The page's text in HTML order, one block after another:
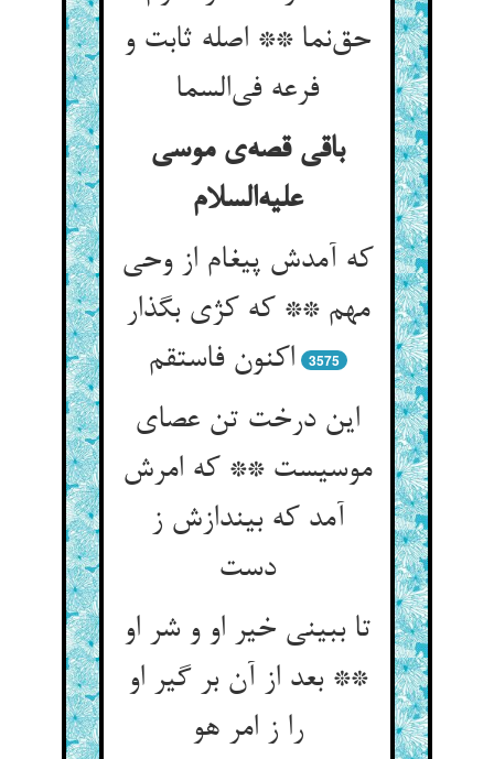
حق‌نما ** اصله ثابت و
فرعه فی‌السما
باقی قصه‌ی موسی
علیه‌السلام
که آمدش پیغام از وحی
مهم ** که کژی بگذار
اکنون فاستقم
3575
این درخت تن عصای
موسیست ** که امرش
آمد که بیندازش ز
دست
تا ببینی خیر او و شر او
** بعد از آن بر گیر او
را ز امر هو